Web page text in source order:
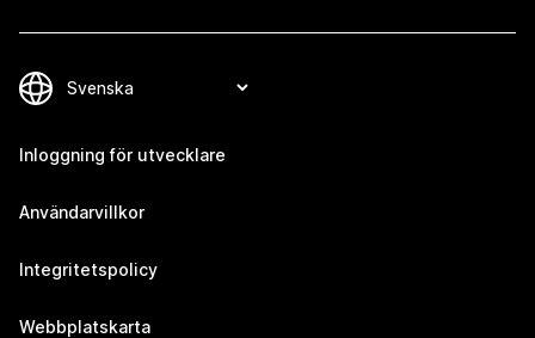
Inloggning för utvecklare
Användarvillkor
Integritetspolicy
Webbplatskarta